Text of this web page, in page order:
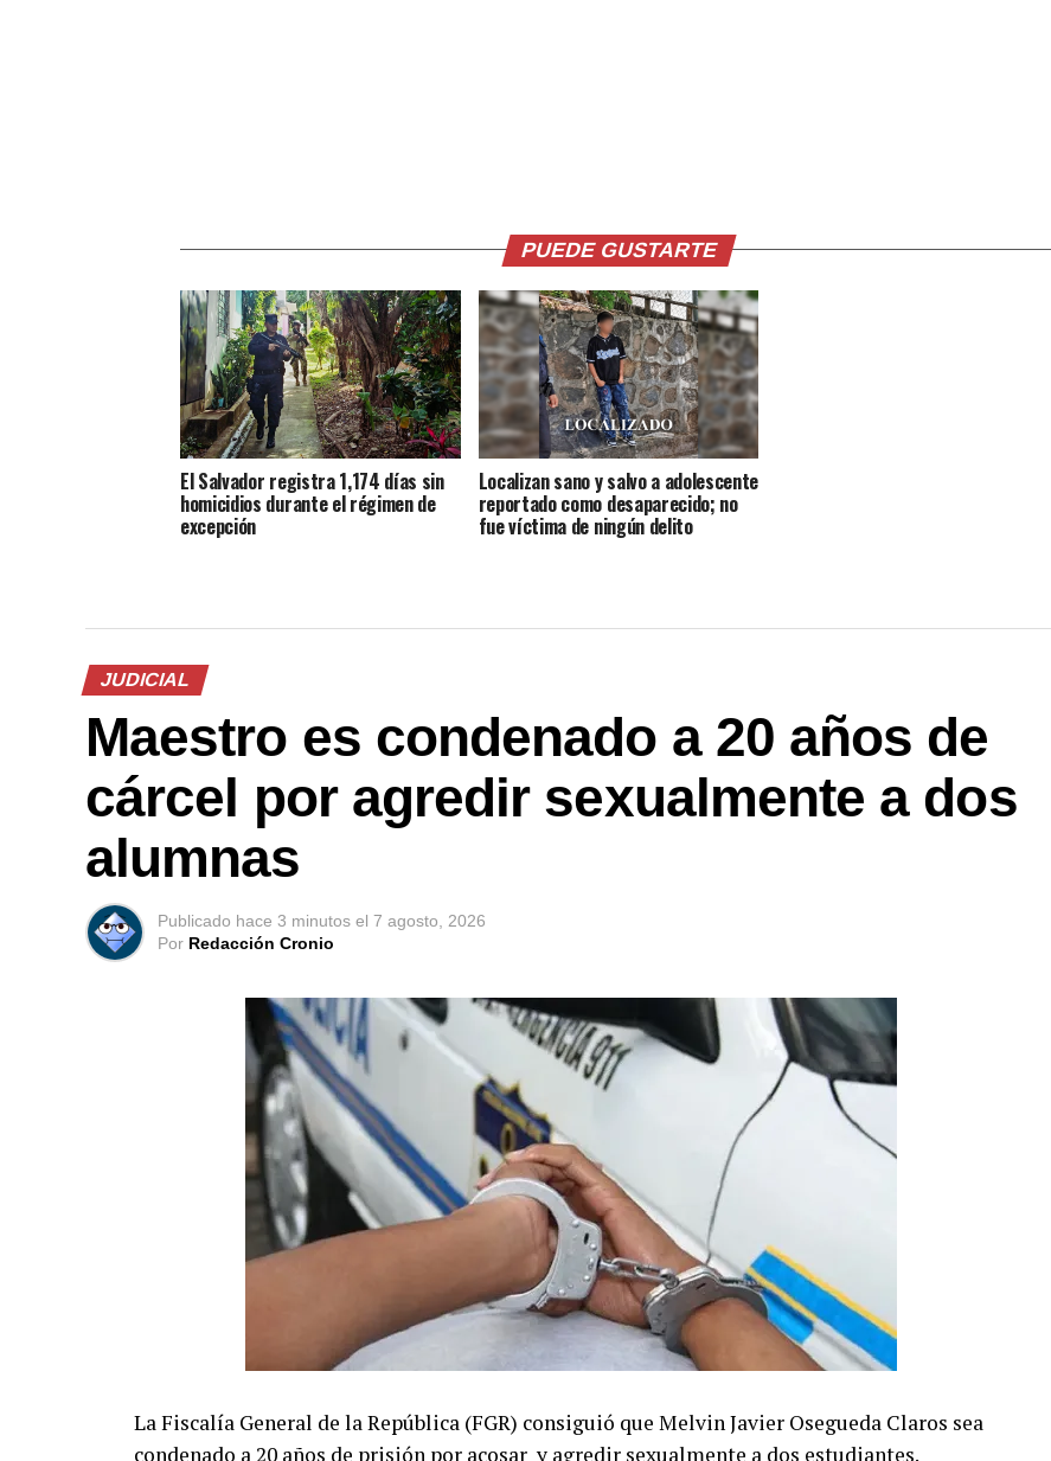
PUEDE GUSTARTE
El Salvador registra 1,174 días sin
homicidios durante el régimen de
excepción
Localizan sano y salvo a adolescente
reportado como desaparecido; no
fue víctima de ningún delito
JUDICIAL
Maestro es condenado a 20 años de
cárcel por agredir sexualmente a dos
alumnas
Publicado hace 3 minutos el 7 agosto, 2026
Por Redacción Cronio
La Fiscalía General de la República (FGR) consiguió que Melvin Javier Osegueda Claros sea
condenado a 20 años de prisión por acosar y agredir sexualmente a dos estudiantes.